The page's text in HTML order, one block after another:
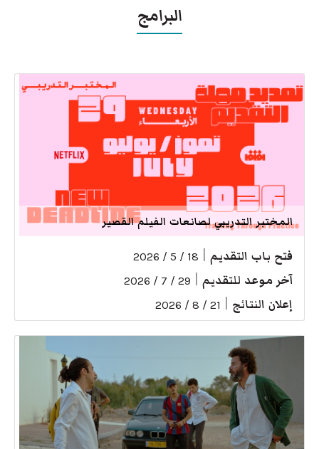
البرامج
المختبر التدريبي لصانعات الفيلم القصير
فتح باب التقديم 18 / 5 / 2026
آخر موعد للتقديم 29 / 7 / 2026
إعلان النتائج 21 / 8 / 2026